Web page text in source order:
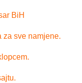
BiH
za sve namjene.